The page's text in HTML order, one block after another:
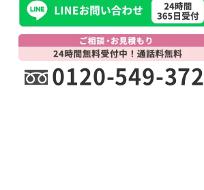
0120-549-372